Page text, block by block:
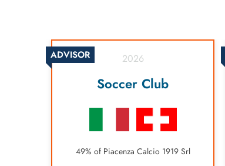
ADVISOR 2026
Soccer Club
49% of Piacenza Calcio 1919 Srl